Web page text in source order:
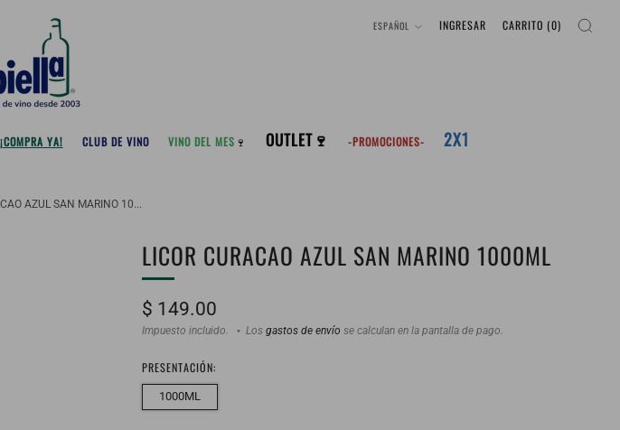
¡COMPRA YA! CLUB DE VINO VINO DEL MES 🍷 OUTLET🍷 -PROMOCIONES- 2X1
IDIOMA
ESPAÑOL INGRESAR CARRITO (0)
AZUL SAN MARINO 10...
LICOR CURACAO AZUL SAN MARINO 1000ML
Precio
habitual
$ 149.00
Impuesto incluido. Losgastos de envío se calculan en la pantalla de pago.
PRESENTACIÓN:
1000ML